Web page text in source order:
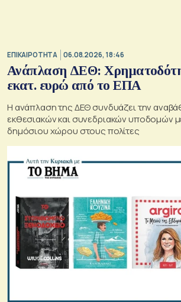
ΕΠΙΚΑΙΡΟΤΗΤΑ 06.08.2026, 18:46
Ανάπλαση ΔΕΘ:
εκατ. ευρώ από το ΕΠΑ
Η ανάπλαση της ΔΕΘ συνδυάζει την
εκθεσιακών και συνεδριακών υποδομών
δημόσιου χώρου στους πολίτες